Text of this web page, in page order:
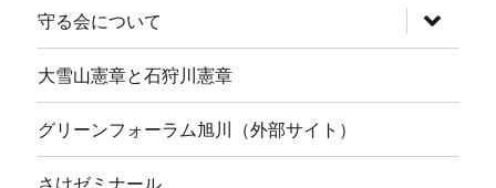
守る会について サ
ブ
メ
ー
開
大雪山憲章と石狩川憲章
グリーンフォーラム旭川（外部サイト）